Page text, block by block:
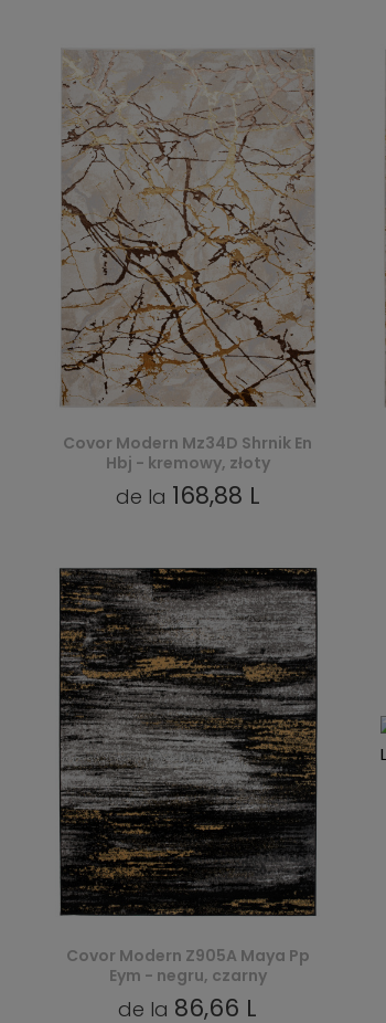
Covor Modern Mz34D Shrnik En
Hbj - kremowy, złoty
de la 168,88 L
Covor Modern Z905A Maya Pp
Eym - negru, czarny
de la 86,66 L